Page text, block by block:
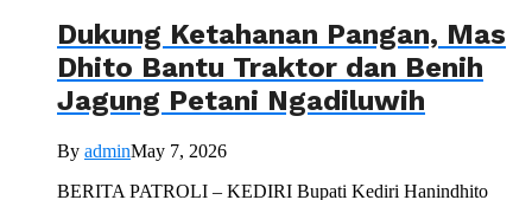
Dukung Ketahanan Pangan, Mas
Dhito Bantu Traktor dan Benih
Jagung Petani Ngadiluwih
By adminMay 7, 2026
BERITA PATROLI – KEDIRI Bupati Kediri Hanindhito